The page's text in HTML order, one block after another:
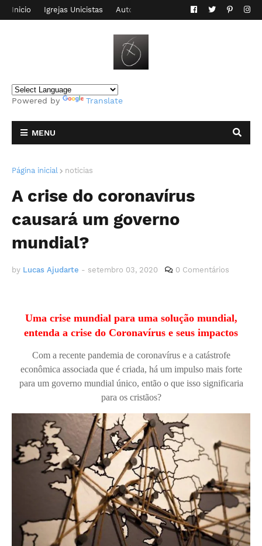
Inicio Igrejas Unicistas Autor do Blog Contato
Powered by Translate
MENU
Página inicial noticias
A crise do coronavírus
causará um governo
mundial?
by Lucas Ajudarte - setembro 03, 2020 0 Comentários
Uma crise mundial para uma solução mundial,
entenda a crise do Coronavírus e seus impactos
Com a recente pandemia de coronavírus e a catástrofe
econômica associada que é criada, há um impulso mais forte
para um governo mundial único, então o que isso significaria
para os cristãos?